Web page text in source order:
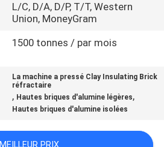
L/C, D/A, D/P, T/T, Western
Union, MoneyGram
1500 tonnes / par mois
La machine a pressé Clay Insulating Brick
réfractaire
, Hautes briques d'alumine légères,
Hautes briques d'alumine isolées
MEILLEUR PRIX